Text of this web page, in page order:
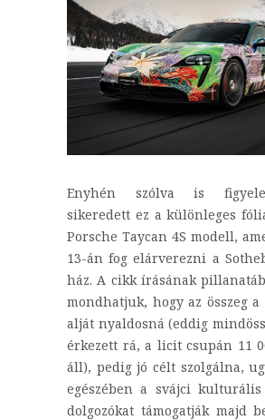
Enyhén szólva is
sikeredett ez a különleges
Porsche Taycan 4S modell,
13-án fog elárverezni a
ház. A cikk írásának
mondhatjuk, hogy az összeg a
alját nyaldosná (eddig
érkezett rá, a licit csupán 11
áll), pedig jó célt szolgálna,
egészében a svájci kulturális
dolgozókat támogatják majd